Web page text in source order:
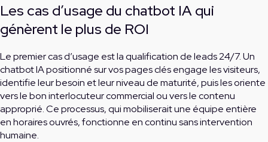
Les cas d’usage du chatbot IA qui
génèrent le plus de ROI
Le premier cas d’usage est la qualification de leads 24/7. Un
chatbot IA positionné sur vos pages clés engage les visiteurs,
identifie leur besoin et leur niveau de maturité, puis les oriente
vers le bon interlocuteur commercial ou vers le contenu
approprié. Ce processus, qui mobiliserait une équipe entière
en horaires ouvrés, fonctionne en continu sans intervention
humaine.